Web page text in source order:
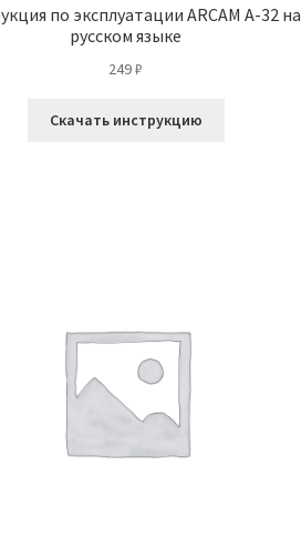
по эксплуатации ARCAM A-32 на
русском языке
249₽
Скачать инструкцию